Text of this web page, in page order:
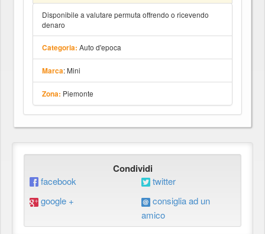
Disponibile a valutare permuta offrendo o ricevendo
denaro
Categoria: Auto d'epoca
Marca: Mini
Zona: Piemonte
Condividi
facebook
twitter
google +
consiglia ad un
amico